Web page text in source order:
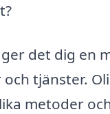
det dig en
tjänster.
metoder